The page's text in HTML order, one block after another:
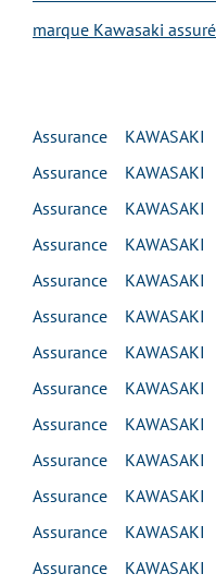
marque Kawasaki
Assurance
Assurance
Assurance KAWASAKI
Assurance KAWASAKI
Assurance
Assurance
Assurance
Assurance
Assurance
Assurance
Assurance
Assurance
Assurance